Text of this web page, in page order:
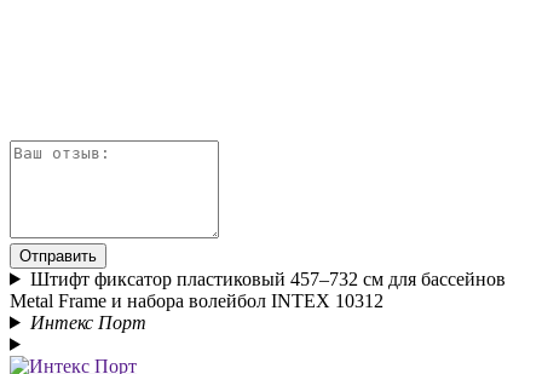
Отправить
Штифт фиксатор пластиковый 457–732 см для бассейнов
Metal Frame и набора волейбол INTEX 10312
Интекс Порт